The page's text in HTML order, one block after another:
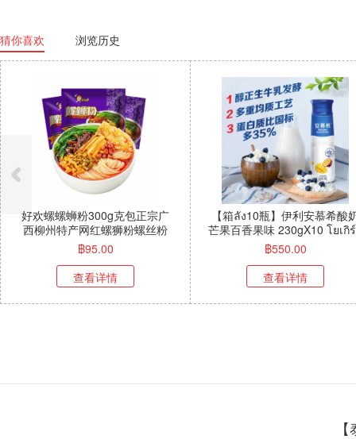
猜你喜欢 浏览历史
好欢螺螺蛳粉300g克包正宗广
西柳州特产网红螺狮粉螺丝粉
300กรัม*3包 ห่อม่วง
฿95.00
查看详情
【箱ลัง10瓶】伊利安慕希酸
芒果百香果味 230gX10 โยเกิ
รสมะม่วงเสาวรส 230g
฿550.00
查看详情